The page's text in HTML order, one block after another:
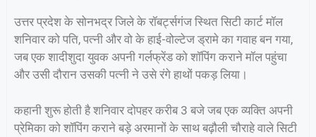
उत्तर प्रदेश के सोनभद्र जिले के रॉबर्ट्सगंज स्थित सिटी कार्ट मॉल
शनिवार को पति, पत्नी और वो के हाई-वोल्टेज ड्रामे का गवाह बन गया,
जब एक शादीशुदा युवक अपनी गर्लफ्रेंड को शॉपिंग कराने मॉल पहुंचा
और उसी दौरान उसकी पत्नी ने उसे रंगे हाथों पकड़ लिया।
कहानी शुरू होती है शनिवार दोपहर करीब 3 बजे जब एक व्यक्ति अपनी
प्रेमिका को शॉपिंग कराने बड़े अरमानों के साथ बढ़ौली चौराहे वाले सिटी